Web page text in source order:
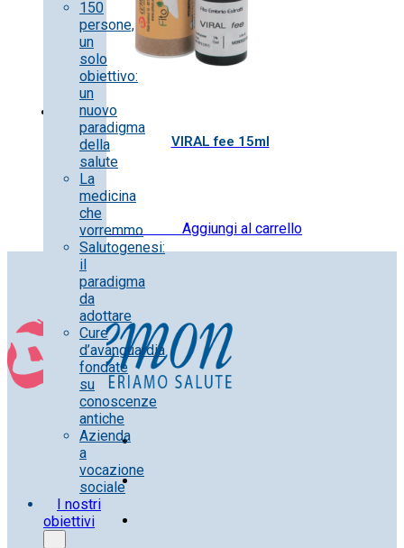
150
persone,
un
solo
obiettivo:
un
nuovo
paradigma
della
salute
La
medicina
che
vorremmo
Salutogenesi:
il
paradigma
da
adottare
Cure
d’avanguardia
fondate
su
conoscenze
antiche
Azienda
a
vocazione
sociale
I nostri
obiettivi
VIRAL fee 15ml
25.00€ IVA inclusa Aggiungi al carrello